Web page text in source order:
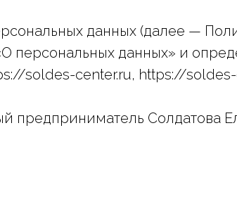
данных (далее —
персональных данных» и
soldes-center.ru, https://
предприниматель Солдатова